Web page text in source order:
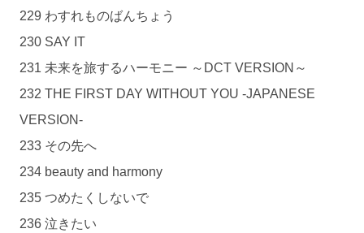
229 わすれものばんちょう
230 SAY IT
231 未来を旅するハーモニー ～DCT VERSION～
232 THE FIRST DAY WITHOUT YOU -JAPANESE
VERSION-
233 その先へ
234 beauty and harmony
235 つめたくしないで
236 泣きたい